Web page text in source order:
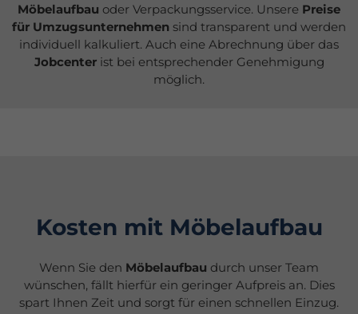
Möbelaufbau oder Verpackungsservice. Unsere Preise
für Umzugsunternehmen sind transparent und werden
individuell kalkuliert. Auch eine Abrechnung über das
Jobcenterist bei entsprechender Genehmigung
möglich.
Kosten mit Möbelaufbau
Wenn Sie den Möbelaufbau durch unser Team
wünschen, fällt hierfür ein geringer Aufpreis an. Dies
spart Ihnen Zeit und sorgt für einen schnellen Einzug.